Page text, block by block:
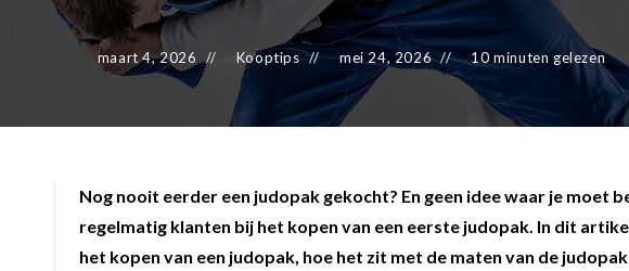
Voor dames
Zakhandschoenen
bokszak
Bokspoppen
Stoot- en trapkussens
maart 4, 2026 Kooptips mei 24, 2026 10 minuten gelezen
Nog nooit eerder een judopak gekocht? En geen idee waar je moet
regelmatig klanten bij het kopen van een eerste judopak. In dit
het kopen van een judopak, hoe het zit met de maten van de